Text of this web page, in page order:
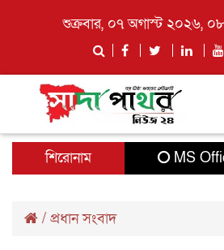
শুক্রবার, ০৭ অগাস্ট ২০২৬,
শিরোনাম
MS
/ প্রধান সংবাদ